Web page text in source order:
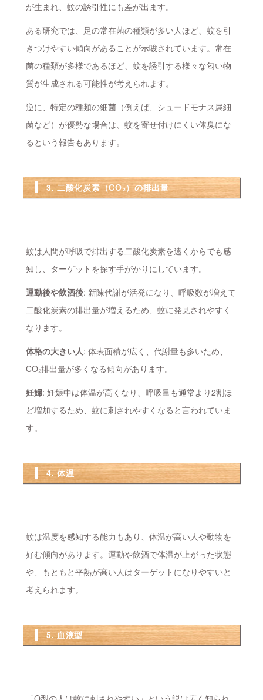
が生まれ、蚊の誘引性にも差が出ます。
ある研究では、足の常在菌の種類が多い人ほど、蚊を引
きつけやすい傾向があることが示唆されています。常在
菌の種類が多様であるほど、蚊を誘引する様々な匂い物
質が生成される可能性が考えられます。
逆に、特定の種類の細菌（例えば、シュードモナス属細
菌など）が優勢な場合は、蚊を寄せ付けにくい体臭にな
るという報告もあります。
3. 二酸化炭素（CO₂）の排出量
蚊は人間が呼吸で排出する二酸化炭素を遠くからでも感
知し、ターゲットを探す手がかりにしています。
運動後や飲酒後: 新陳代謝が活発になり、呼吸数が増えて
二酸化炭素の排出量が増えるため、蚊に発見されやすく
なります。
体格の大きい人: 体表面積が広く、代謝量も多いため、
CO₂排出量が多くなる傾向があります。
妊婦: 妊娠中は体温が高くなり、呼吸量も通常より2割ほ
ど増加するため、蚊に刺されやすくなると言われていま
す。
4. 体温
蚊は温度を感知する能力もあり、体温が高い人や動物を
好む傾向があります。運動や飲酒で体温が上がった状態
や、もともと平熱が高い人はターゲットになりやすいと
考えられます。
5. 血液型